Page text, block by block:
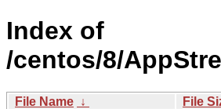
Index of
/centos/8/
File Name ↓ File